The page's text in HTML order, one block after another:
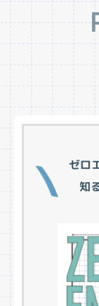
ゼロ
知